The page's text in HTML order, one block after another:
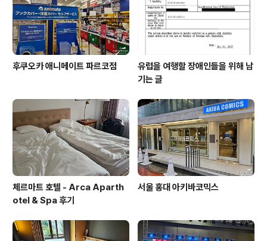
후쿠오카 애니메이트 파르코점
유럽을 여행할 장애인들을 위해 남
기는 글
체르마트 호텔 - Arca Aparth
otel & Spa 후기
서울 홍대 아키바코믹스